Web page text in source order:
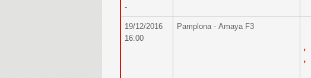
-
19/12/2016
16:00
Pamplona - Amaya F3